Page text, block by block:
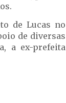
de Lucas no
de diversas
a ex-prefeita